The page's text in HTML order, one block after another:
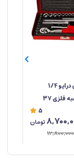
جعبه‌ بکس درایو 1/4
صنعتی جعبه فلزی ۳۷
5
تومان
12,800,000